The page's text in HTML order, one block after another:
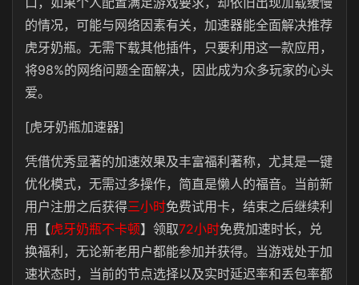
的情况，可能与网络因素有关，加速器能全面解决推荐
虎牙奶瓶。无需下载其他插件，只要利用这一款应用，
将98%的网络问题全面解决，因此成为众多玩家的心头
爱。
[虎牙奶瓶加速器]
凭借优秀显著的加速效果及丰富福利著称，尤其是一键
优化模式，无需过多操作，简直是懒人的福音。当前新
用户注册之后获得三小时免费试用卡，结束之后继续利
用【虎牙奶瓶不卡顿】领取72小时免费加速时长，兑
换福利，无论新老用户都能参加并获得。当游戏处于加
速状态时，当前的节点选择以及实时延迟率和丢包率都